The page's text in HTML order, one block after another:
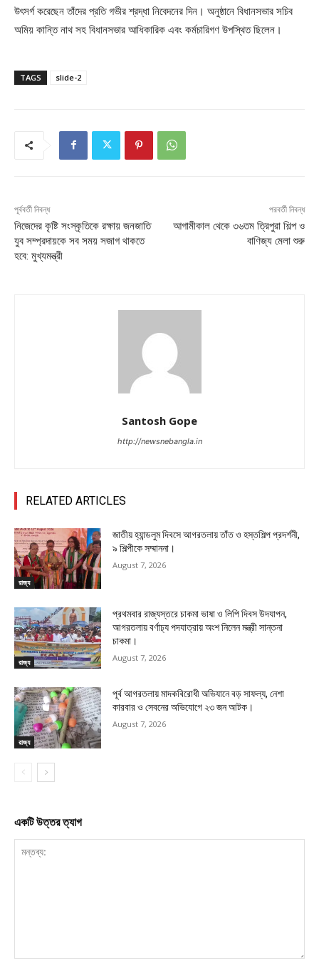
উৎসর্গ করেছেন তাঁদের প্রতি গভীর শ্রদ্ধা নিবেদনের দিন। অনুষ্ঠানে বিধানসভার সচিব
অমিয় কান্তি নাথ সহ বিধানসভার আধিকারিক এবং কর্মচারিগণ উপস্থিত ছিলেন।
TAGS slide-2
পূর্ববর্তী নিবন্ধ
নিজেদের কৃষ্টি সংস্কৃতিকে রক্ষায় জনজাতি
যুব সম্প্রদায়কে সব সময় সজাগ থাকতে
হবে: মুখ্যমন্ত্রী
পরবর্তী নিবন্ধ
আগামীকাল থেকে ৩৬তম ত্রিপুরা শিল্প ও
বাণিজ্য মেলা শুরু
Santosh Gope
http://newsnebangla.in
RELATED ARTICLES
রাজ্য
জাতীয় হ্যান্ডলুম দিবসে আগরতলায় তাঁত ও হস্তশিল্প প্রদর্শনী,
৯ শিল্পীকে সম্মাননা।
August 7, 2026
রাজ্য
প্রথমবার রাজ্যস্তরে চাকমা ভাষা ও লিপি দিবস উদযাপন,
আগরতলায় বর্ণাঢ্য পদযাত্রায় অংশ নিলেন মন্ত্রী সান্তনা
চাকমা।
August 7, 2026
রাজ্য
পূর্ব আগরতলায় মাদকবিরোধী অভিযানে বড় সাফল্য, নেশা
কারবার ও সেবনের অভিযোগে ২৩ জন আটক।
August 7, 2026
একটি উত্তর ত্যাগ